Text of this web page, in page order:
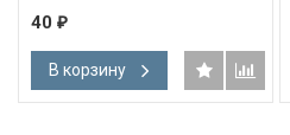
40 ₽
В корзину